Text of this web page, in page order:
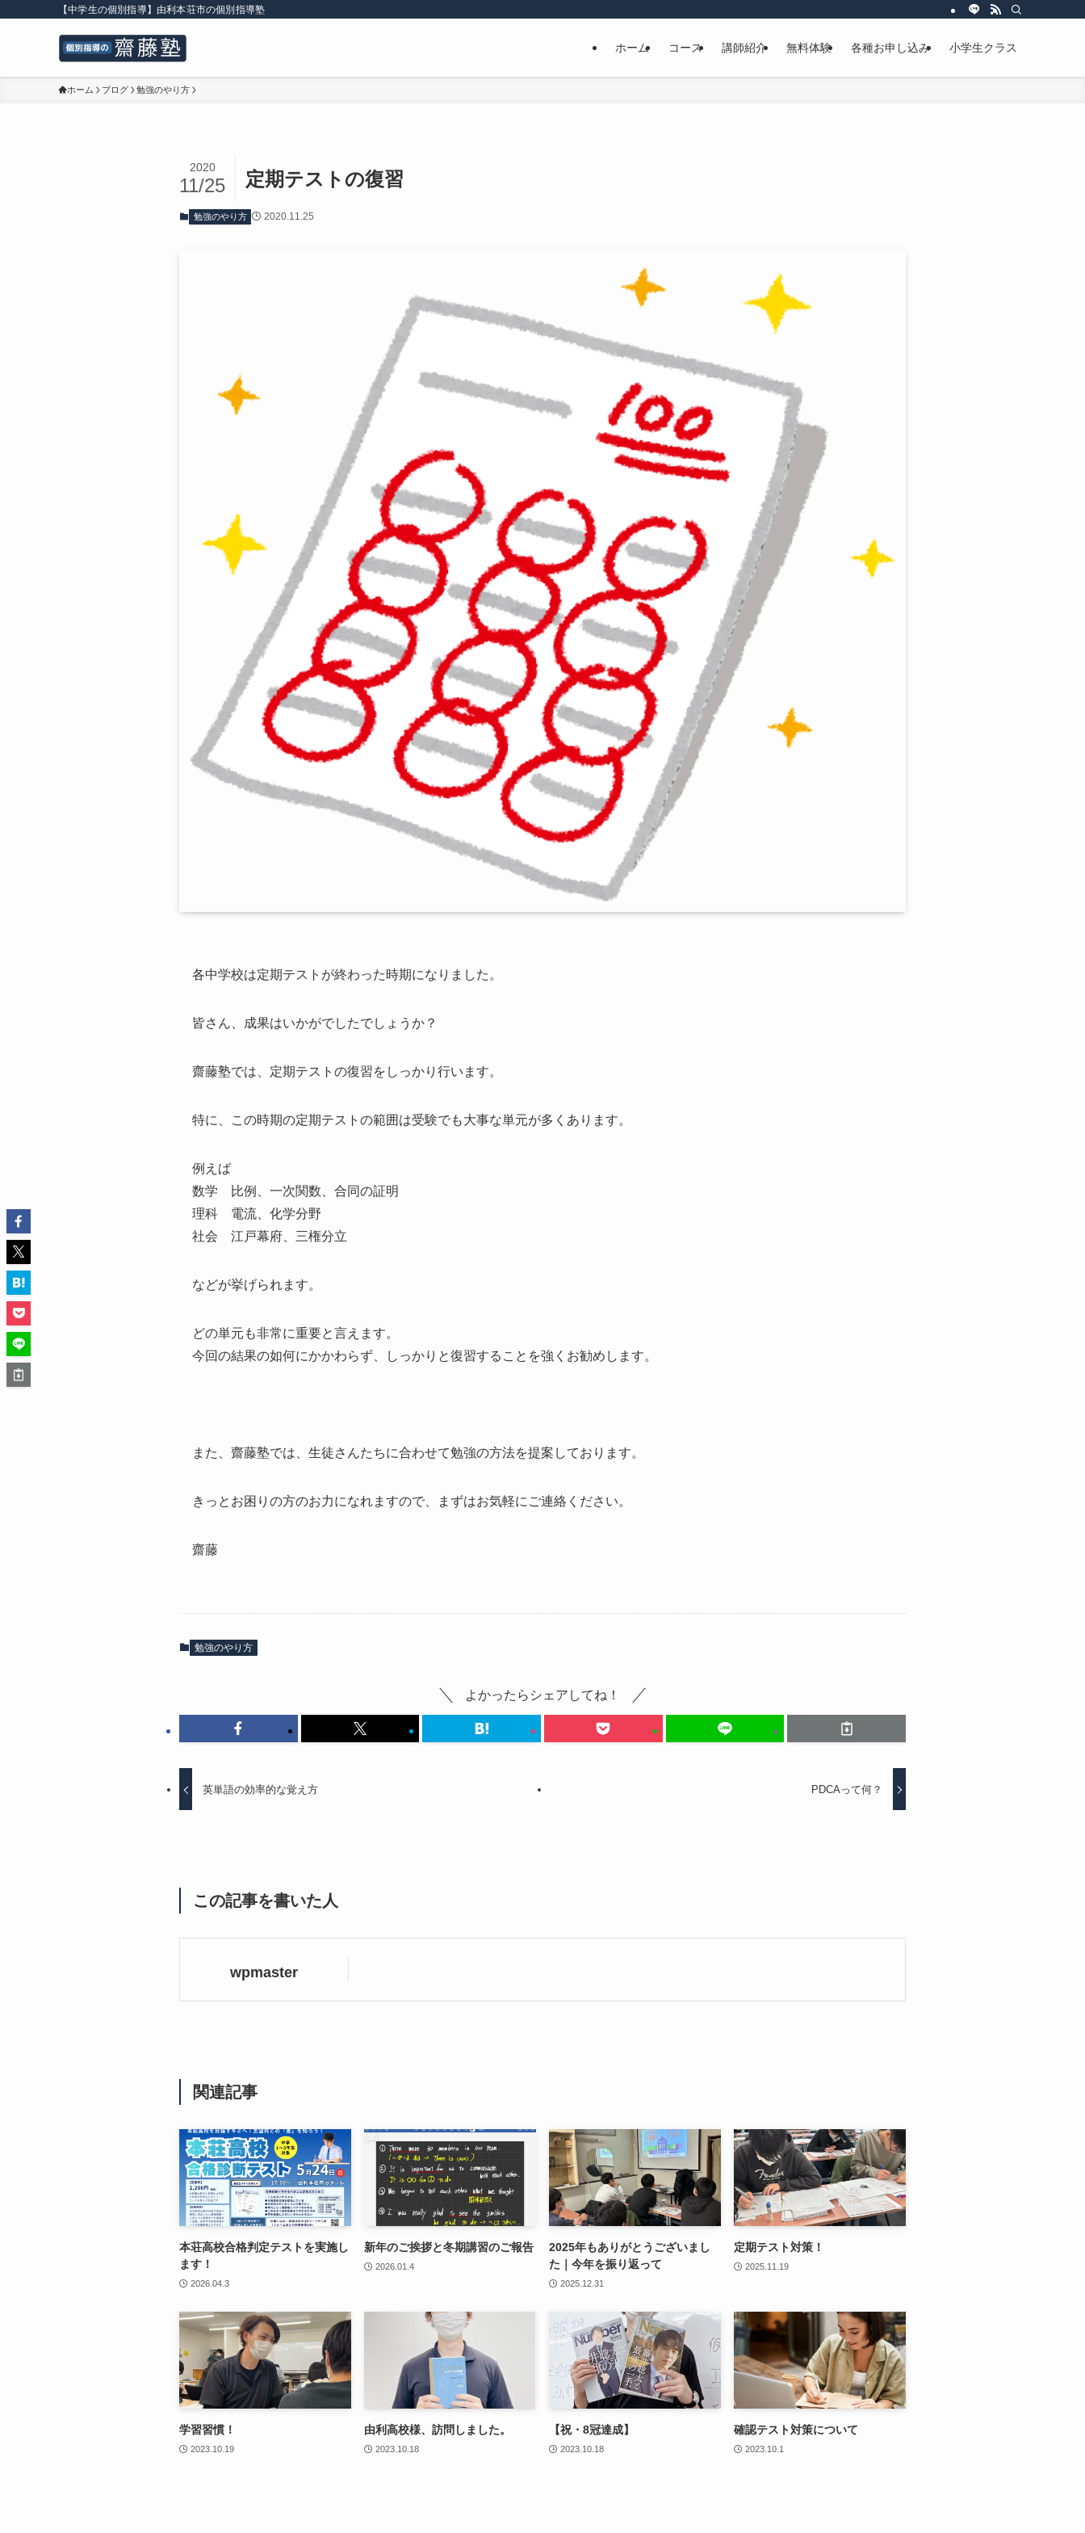
【中学生の個別指導】由利本荘市の個別指導塾
ホーム コース 講師紹介 無料体験 各種お申し込み 小学生クラス
ホーム ブログ 勉強のやり方
定期テストの復習
2020
11/25
勉強のやり方 2020.11.25
各中学校は定期テストが終わった時期になりました。
皆さん、成果はいかがでしたでしょうか？
齋藤塾では、定期テストの復習をしっかり行います。
特に、この時期の定期テストの範囲は受験でも大事な単元が多くあります。
例えば
数学 比例、一次関数、合同の証明
理科 電流、化学分野
社会 江戸幕府、三権分立
などが挙げられます。
どの単元も非常に重要と言えます。
今回の結果の如何にかかわらず、しっかりと復習することを強くお勧めします。
また、齋藤塾では、生徒さんたちに合わせて勉強の方法を提案しております。
きっとお困りの方のお力になれますので、まずはお気軽にご連絡ください。
齋藤
勉強のやり方
よかったらシェアしてね！
英単語の効率的な覚え方 PDCAって何？
この記事を書いた人
wpmaster
関連記事
本荘高校合格判定テストを実施し
ます！
2026.04.3
新年のご挨拶と冬期講習のご報告
2026.01.4
2025年もありがとうございまし
た｜今年を振り返って
2025.12.31
定期テスト対策！
2025.11.19
学習習慣！
2023.10.19
由利高校様、訪問しました。
2023.10.18
【祝・8冠達成】
2023.10.18
確認テスト対策について
2023.10.1